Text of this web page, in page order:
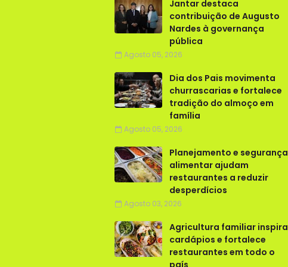
Jantar destaca
contribuição de Augusto
Nardes à governança
pública
Agosto 05, 2026
Dia dos Pais movimenta
churrascarias e fortalece
tradição do almoço em
família
Agosto 05, 2026
Planejamento e segurança
alimentar ajudam
restaurantes a reduzir
desperdícios
Agosto 03, 2026
Agricultura familiar inspira
cardápios e fortalece
restaurantes em todo o
país